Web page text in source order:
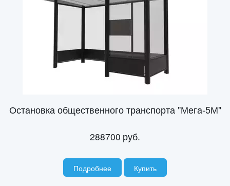
Остановка общественного транспорта "Мега-5М"
288700 руб.
Подробнее Купить